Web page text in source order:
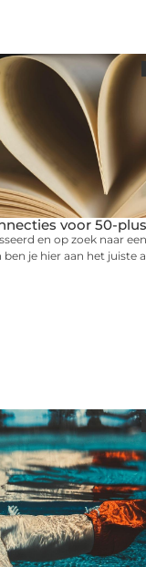
voor 50-
en op zoek naar
je hier aan het juiste